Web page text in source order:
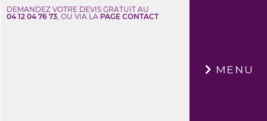
DEMANDEZ VOTRE DEVIS GRATUIT AU
04 12 04 76 73, OU VIA LA PAGE CONTACT
×MENU